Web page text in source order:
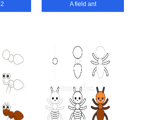
A field ant